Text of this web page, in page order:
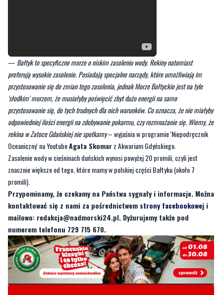
— Bałtyk to specyficzne morze o niskim zasoleniu wody. Rekiny natomiast
preferują wysokie zasolenie. Posiadają specjalne narządy, które umożliwiają im
przystosowanie się do zmian tego zasolenia, jednak Morze Bałtyckie jest na tyle
'słodkim' morzem, że musiałyby poświęcić zbyt dużo energii na samo
przystosowanie się, do tych trudnych dla nich warunków. Co oznacza, że nie miałyby
odpowiedniej ilości energii na zdobywanie pokarmu, czy rozmnażanie się. Wiemy, że
rekina w Zatoce Gdańskiej nie spotkamy– wyjaśnia w programie 'Niepodręcznik
Oceaniczny' na YoutubeAgata Skomarz Akwarium Gdyńskiego.
Zasolenie wody w cieśninach duńskich wynosi powyżej 20 promili, czyli jest
znacznie większe od tego, które mamy w polskiej części Bałtyku (około 7
promili).
Przypominamy, że czekamy na Państwa sygnały i informacje. Można
kontaktować się z nami za pośrednictwem strony facebookowej i
mailowo: redakcja@nadmorski24.pl. Dyżurujemy także pod
numerem telefonu 729 715 670.